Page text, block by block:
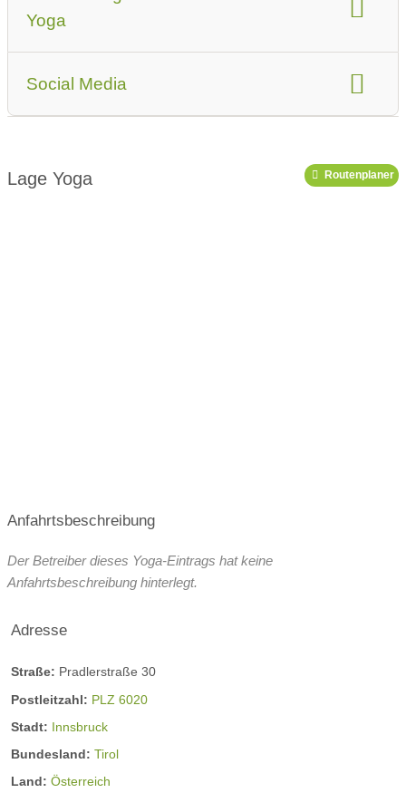
Mitglied im Yoga-Verband
Yoga
Social Media
Lage Yoga Routenplaner
Anfahrtsbeschreibung
Der Betreiber dieses Yoga-Eintrags hat keine
Anfahrtsbeschreibung hinterlegt.
Adresse
Straße: Pradlerstraße 30
Postleitzahl: PLZ 6020
Stadt: Innsbruck
Bundesland: Tirol
Land: Österreich